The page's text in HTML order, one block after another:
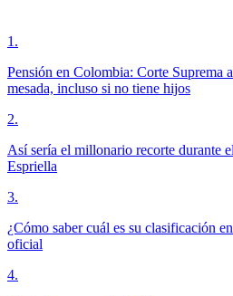
1 .
Pensión en Colombia: Corte Suprema
mesada, incluso si no tiene hijos
2.
Así sería el millonario recorte durante
Espriella
3.
¿Cómo saber cuál es su clasificación
oficial
4.